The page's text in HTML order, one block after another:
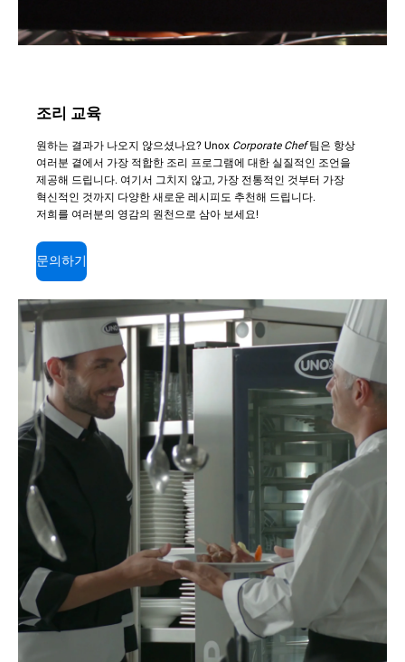
조리 교육
원하는 결과가 나오지 않으셨나요? Unox Corporate Chef팀은 항상
여러분 곁에서 가장 적합한 조리 프로그램에 대한 실질적인 조언을
제공해 드립니다. 여기서 그치지 않고, 가장 전통적인 것부터 가장
혁신적인 것까지 다양한 새로운 레시피도 추천해 드립니다.
저희를 여러분의 영감의 원천으로 삼아 보세요!
문의하기